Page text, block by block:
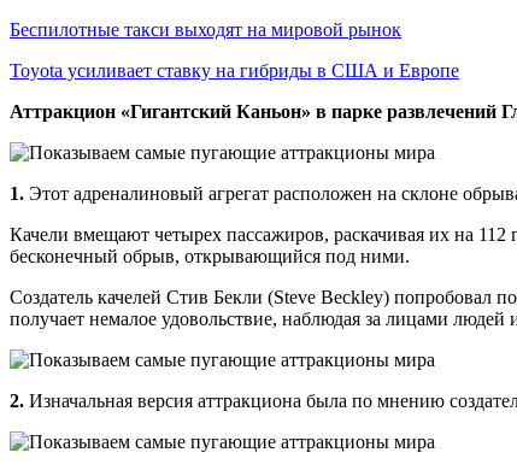
Беспилотные такси выходят на мировой рынок
Toyota усиливает ставку на гибриды в США и Европе
Аттракцион «Гигантский Каньон» в парке развлечений
1. Этот адреналиновый агрегат расположен на склоне
Качели вмещают четырех пассажиров, раскачивая их на 112
бесконечный обрыв, открывающийся под ними.
Создатель качелей Стив Бекли (Steve Beckley) попробовал
получает немалое удовольствие, наблюдая за лицами
2. Изначальная версия аттракциона была по мнению